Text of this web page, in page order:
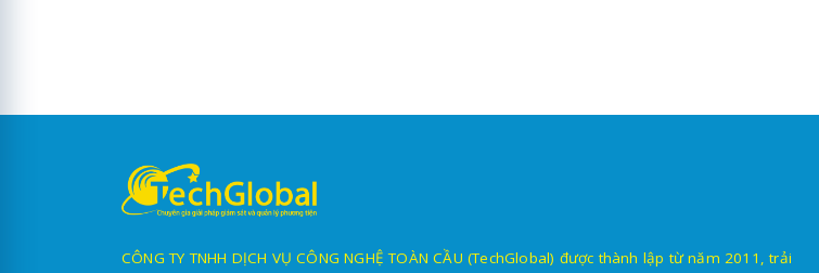
CÔNG TY TNHH DỊCH VỤ CÔNG NGHỆ TOÀN CẦU (TechGlobal) được thành lập từ năm 2011, trải